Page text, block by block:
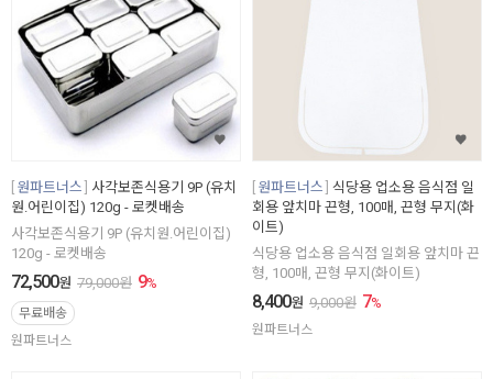
원파트너스
사각보존식용기 9P (유치
원.어린이집) 120g - 로켓배송
사각보존식용기 9P (유치원.어린이집)
120g - 로켓배송
72,500원 79,000원 9%
무료배송
원파트너스
원파트너스 식당용 업소용 음식점 일
회용 앞치마 끈형, 100매, 끈형 무지(화
이트)
식당용 업소용 음식점 일회용 앞치마 끈
형, 100매, 끈형 무지(화이트)
8,400원 9,000원 7%
원파트너스